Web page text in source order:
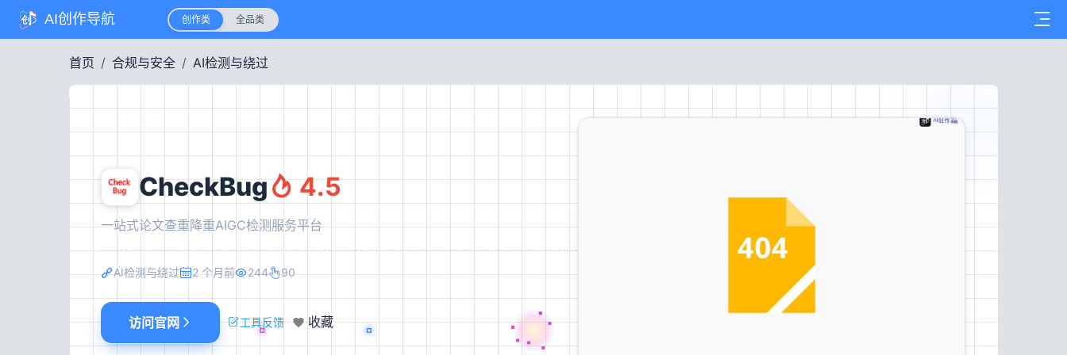
AI创作导航 创作类 全品类
首页 合规与安全 AI检测与绕过
CheckBug 4.5
一站式论文查重降重AIGC检测服务平台
AI检测与绕过 2 个月前 244 90
访问官网 工具反馈 收藏